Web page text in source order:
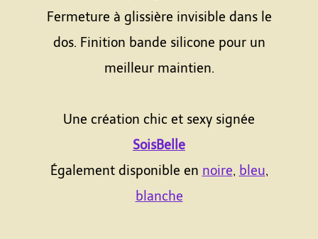
Fermeture à glissière invisible dans le
dos. Finition bande silicone pour un
meilleur maintien.
Une création chic et sexy signée
SoisBelle
Également disponible en noire, bleu,
blanche